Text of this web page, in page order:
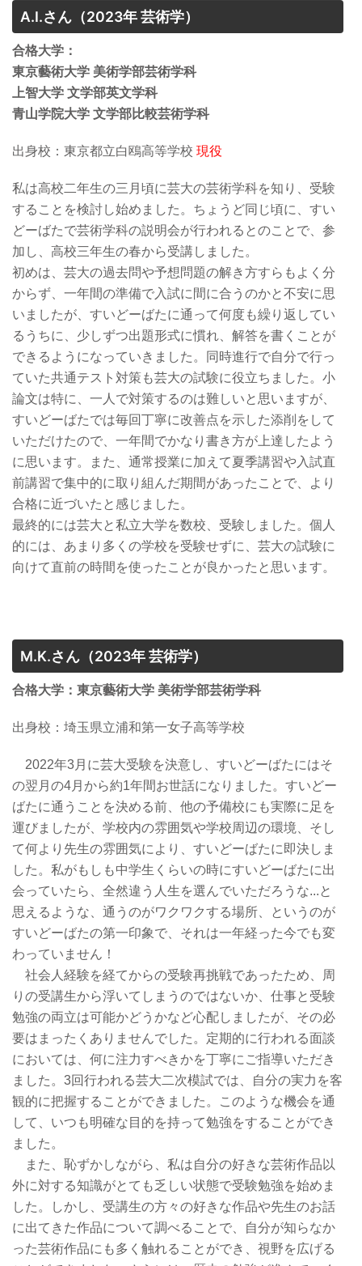
A.I.さん （2023年 芸術学）
合格大学：
東京藝術大学 美術学部芸術学科
上智大学 文学部英文学科
青山学院大学 文学部比較芸術学科
出身校：東京都立白鴎高等学校 現役
私は高校二年生の三月頃に芸大の芸術学科を知り、受験
することを検討し始めました。ちょうど同じ頃に、すい
どーばたで芸術学科の説明会が行われるとのことで、参
加し、高校三年生の春から受講しました。
初めは、芸大の過去問や予想問題の解き方すらもよく分
からず、一年間の準備で入試に間に合うのかと不安に思
いましたが、すいどーばたに通って何度も繰り返してい
るうちに、少しずつ出題形式に慣れ、解答を書くことが
できるようになっていきました。同時進行で自分で行っ
ていた共通テスト対策も芸大の試験に役立ちました。小
論文は特に、一人で対策するのは難しいと思いますが、
すいどーばたでは毎回丁寧に改善点を示した添削をして
いただけたので、一年間でかなり書き方が上達したよう
に思います。また、通常授業に加えて夏季講習や入試直
前講習で集中的に取り組んだ期間があったことで、より
合格に近づいたと感じました。
最終的には芸大と私立大学を数校、受験しました。個人
的には、あまり多くの学校を受験せずに、芸大の試験に
向けて直前の時間を使ったことが良かったと思います。
M.K.さん （2023年 芸術学）
合格大学：東京藝術大学 美術学部芸術学科
出身校：埼玉県立浦和第一女子高等学校
2022年3月に芸大受験を決意し、すいどーばたにはそ
の翌月の4月から約1年間お世話になりました。すいどー
ばたに通うことを決める前、他の予備校にも実際に足を
運びましたが、学校内の雰囲気や学校周辺の環境、そし
て何より先生の雰囲気により、すいどーばたに即決しま
した。私がもしも中学生くらいの時にすいどーばたに出
会っていたら、全然違う人生を選んでいただろうな...と
思えるような、通うのがワクワクする場所、というのが
すいどーばたの第一印象で、それは一年経った今でも変
わっていません！
社会人経験を経てからの受験再挑戦であったため、周
りの受講生から浮いてしまうのではないか、仕事と受験
勉強の両立は可能かどうかなど心配しましたが、その必
要はまったくありませんでした。定期的に行われる面談
においては、何に注力すべきかを丁寧にご指導いただき
ました。3回行われる芸大二次模試では、自分の実力を客
観的に把握することができました。このような機会を通
して、いつも明確な目的を持って勉強をすることができ
ました。
また、恥ずかしながら、私は自分の好きな芸術作品以
外に対する知識がとても乏しい状態で受験勉強を始めま
した。しかし、受講生の方々の好きな作品や先生のお話
に出てきた作品について調べることで、自分が知らなか
った芸術作品にも多く触れることができ、視野を広げる